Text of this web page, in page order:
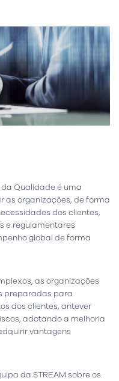
Qualidade é uma
as organizações, de forma
dos clientes,
e regulamentares
global de forma
as organizações
preparadas para
dos clientes, antever
adotando a melhoria
vantagens
da STREAM sobre os